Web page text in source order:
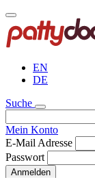
Direkt
zum
Inhalt
EN
DE
Suche
Mein Konto
E-Mail Adresse
Passwort
Anmelden